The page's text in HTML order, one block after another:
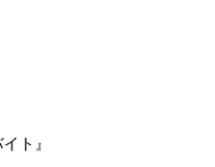
ト』